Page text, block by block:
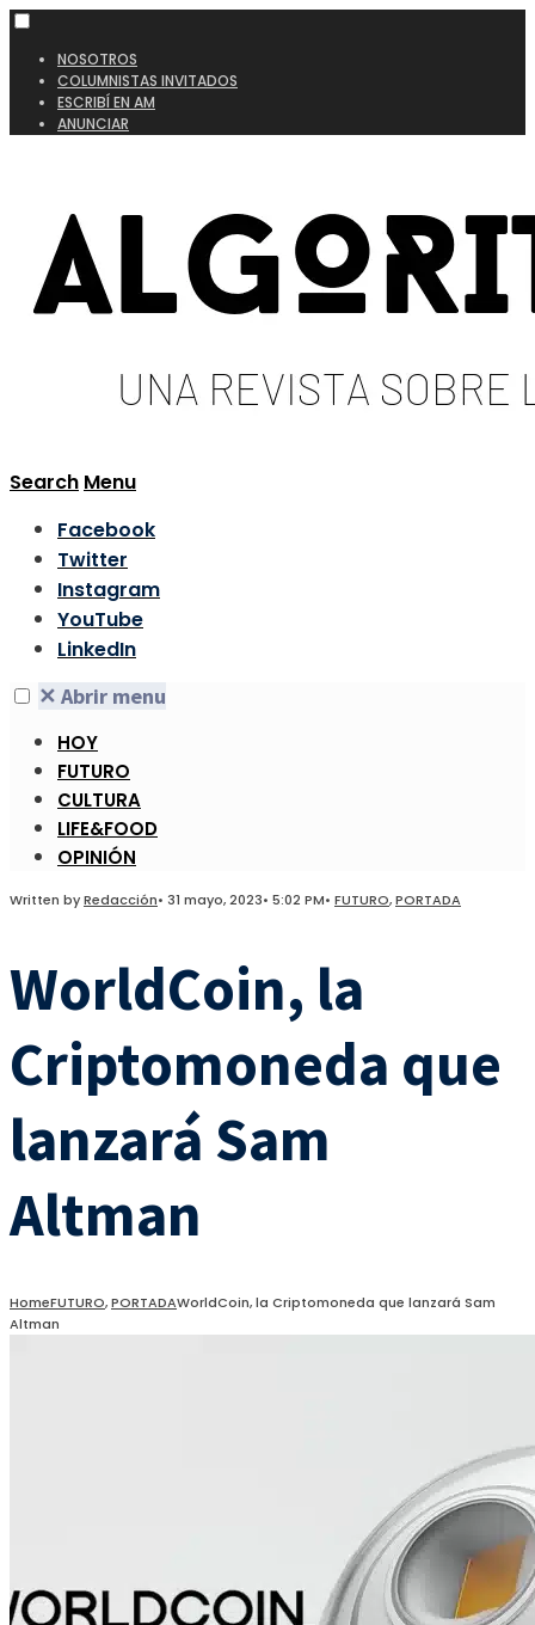
NOSOTROS
COLUMNISTAS INVITADOS
ESCRIBÍ EN AM
ANUNCIAR
Search Menu
Facebook
Twitter
Instagram
YouTube
LinkedIn
✕ Abrir menu
HOY
FUTURO
CULTURA
LIFE&FOOD
OPINIÓN
Written byRedacción• 31 mayo, 2023• 5:02 PM• FUTURO,PORTADA
WorldCoin, la
Criptomoneda que
lanzará Sam
Altman
HomeFUTURO,PORTADAWorldCoin, la Criptomoneda que lanzará Sam
Altman